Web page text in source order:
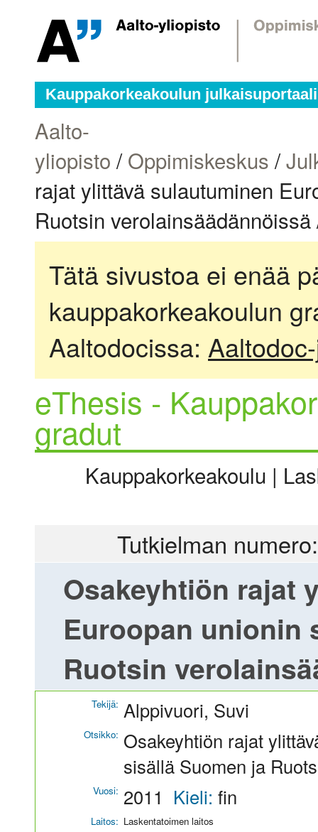
Kauppakorkeakoulun julkaisuportaali
Aalto-
yliopisto /Oppimiskeskus /
rajat ylittävä sulautuminen
Ruotsin
Tätä sivustoa ei enää
kauppakorkeakoulun
Aaltodocissa:
eThesis -
gradut
Kauppakorkeakoulu |
Tutkielman
Osakeyhtiön rajat
Euroopan unionin
Ruotsin
Tekijä: Alppivuori, Suvi
Otsikko: Osakeyhtiön rajat
sisällä Suomen ja
Vuosi: 2011 Kieli: fin
Laitos: Laskentatoimen laitos